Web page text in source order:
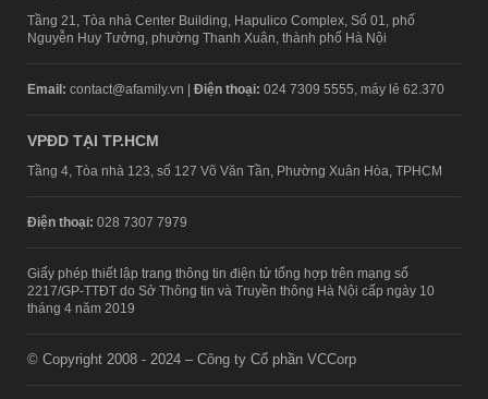
Tầng 21, Tòa nhà Center Building, Hapulico Complex, Số 01, phố
Nguyễn Huy Tưởng, phường Thanh Xuân, thành phố Hà Nội
Email: contact@afamily.vn | Điện thoại: 024 7309 5555, máy lẻ 62.370
VPĐD TẠI TP.HCM
Tầng 4, Tòa nhà 123, số 127 Võ Văn Tần, Phường Xuân Hòa, TPHCM
Điện thoại: 028 7307 7979
Giấy phép thiết lập trang thông tin điện tử tổng hợp trên mạng số
2217/GP-TTĐT do Sở Thông tin và Truyền thông Hà Nội cấp ngày 10
tháng 4 năm 2019
© Copyright 2008 - 2024 – Công ty Cổ phần VCCorp